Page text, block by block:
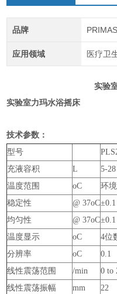
品牌
应用领域 医疗卫
实验
实验室力玛水浴摇床
技术参数：
型号
充液容积
L 5-28
温度范围
oC 环
稳定性
@ 37oC±0.1
均匀性
@ 37oC±0.1
温度显示
oC 4位
分辨率
oC 0.1
线性震荡范围
/min 0 to
线性震荡振幅
mm 22